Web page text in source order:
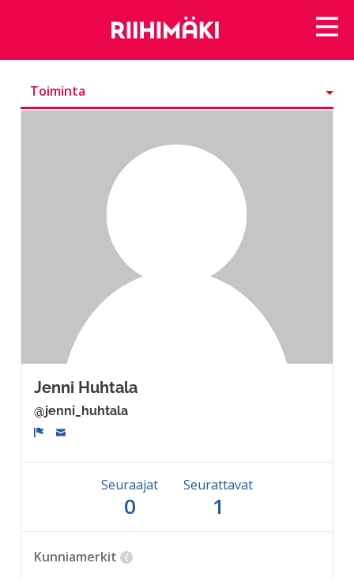
Toiminta
Jenni Huhtala
@jenni_huhtala
Seuraajat
0
Seurattavat
1
Kunniamerkit